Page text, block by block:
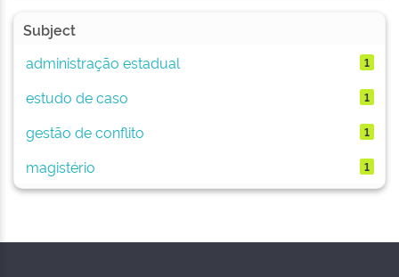
Subject
administração estadual
1
estudo de caso 1
gestão de conflito 1
magistério 1